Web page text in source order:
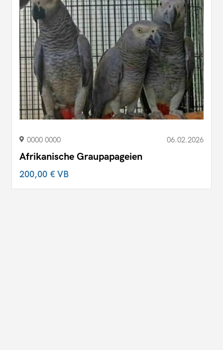
0000 0000 06.02.2026
Afrikanische Graupapageien
200,00 €VB